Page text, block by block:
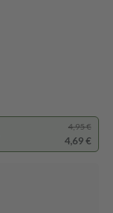
4,95 €
4,69 €